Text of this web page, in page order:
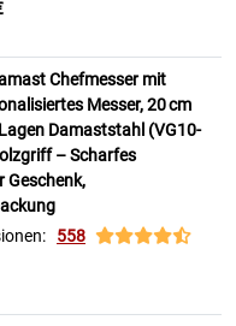
Chefmesser mit
Messer, 20 cm
Damaststahl (VG10-
– Scharfes
Geschenk,
558